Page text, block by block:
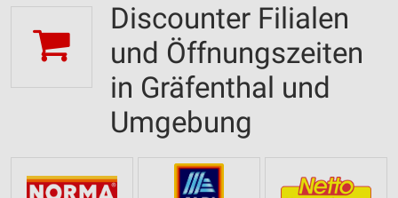
Discounter Filialen
und Öffnungszeiten
in Gräfenthal und
Umgebung